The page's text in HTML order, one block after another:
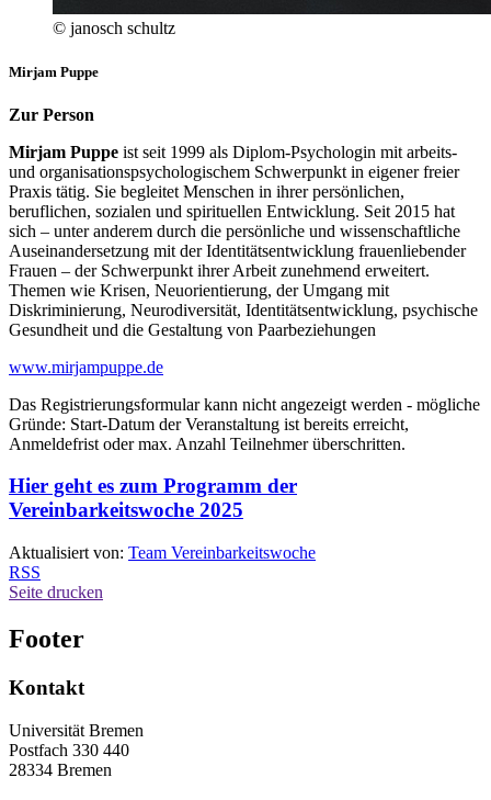
© janosch schultz
Mirjam Puppe
Zur Person
Mirjam Puppe ist seit 1999 als Diplom-Psychologin mit arbeits-
und organisationspsychologischem Schwerpunkt in eigener freier
Praxis tätig. Sie begleitet Menschen in ihrer persönlichen,
beruflichen, sozialen und spirituellen Entwicklung. Seit 2015 hat
sich – unter anderem durch die persönliche und wissenschaftliche
Auseinandersetzung mit der Identitätsentwicklung frauenliebender
Frauen – der Schwerpunkt ihrer Arbeit zunehmend erweitert.
Themen wie Krisen, Neuorientierung, der Umgang mit
Diskriminierung, Neurodiversität, Identitätsentwicklung, psychische
Gesundheit und die Gestaltung von Paarbeziehungen
www.mirjampuppe.de
Das Registrierungsformular kann nicht angezeigt werden - mögliche
Gründe: Start-Datum der Veranstaltung ist bereits erreicht,
Anmeldefrist oder max. Anzahl Teilnehmer überschritten.
Hier geht es zum Programm der
Vereinbarkeitswoche 2025
Aktualisiert von: Team Vereinbarkeitswoche
RSS
Seite drucken
Footer
Kontakt
Universität Bremen
Postfach 330 440
28334 Bremen